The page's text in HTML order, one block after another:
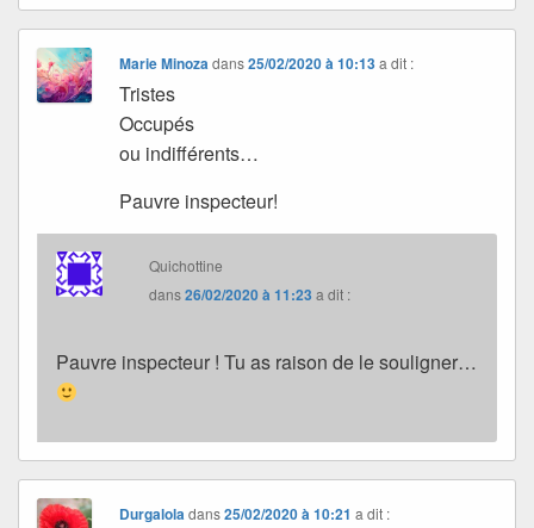
Marie Minozadans25/02/2020 à 10:13 a dit :
Tristes
Occupés
ou indifférents…
Pauvre inspecteur!
Quichottine
dans26/02/2020 à 11:23 a dit :
Pauvre inspecteur ! Tu as raison de le souligner…
Durgaloladans25/02/2020 à 10:21 a dit :